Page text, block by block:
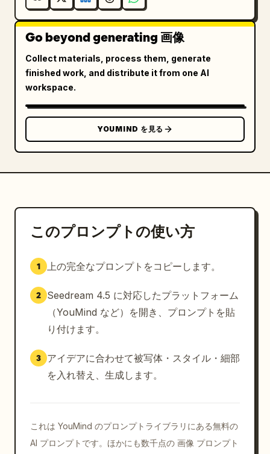
Go beyond generating 画像
Collect materials, process them, generate
finished work, and distribute it from one AI
workspace.
YOUMIND を見る
このプロンプトの使い方
1 上の完全なプロンプトをコピーします。
2
Seedream 4.5 に対応したプラットフォーム
（YouMind など）を開き、プロンプトを貼
り付けます。
3
アイデアに合わせて被写体・スタイル・細部
を入れ替え、生成します。
これは YouMind のプロンプトライブラリにある無料の
AI プロンプトです。ほかにも数千点の 画像 プロンプト